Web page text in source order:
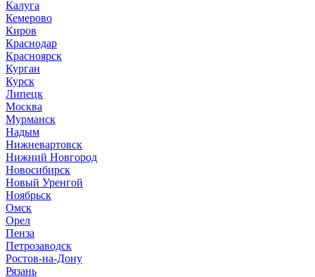
Калуга
Кемерово
Киров
Краснодар
Красноярск
Курган
Курск
Липецк
Москва
Мурманск
Надым
Нижневартовск
Нижний Новгород
Новосибирск
Новый Уренгой
Ноябрьск
Омск
Орел
Пенза
Петрозаводск
Ростов-на-Дону
Рязань